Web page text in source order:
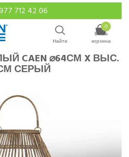
712 42 06
Найти
0
Ваша
корзина
CAEN ⌀64СМ X ВЫС.
СЕРЫЙ